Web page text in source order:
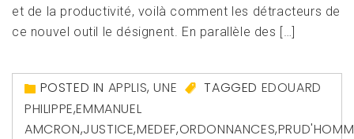
et de la productivité, voilà comment les détracteurs de
ce nouvel outil le désignent. En parallèle des […]
POSTED IN APPLIS,UNE TAGGED EDOUARD
PHILIPPE,EMMANUEL
AMCRON,JUSTICE,MEDEF,ORDONNANCES,